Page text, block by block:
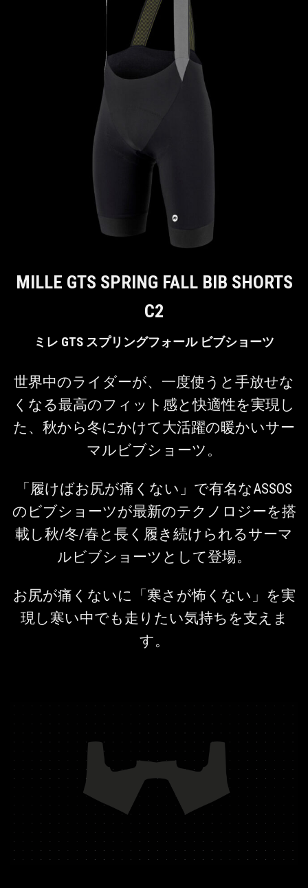
MILLE GTS SPRING FALL BIB SHORTS
C2
ミレ GTS スプリングフォール ビブショーツ
世界中のライダーが、一度使うと手放せな
くなる最高のフィット感と快適性を実現し
た、秋から冬にかけて大活躍の暖かいサー
マルビブショーツ。
「履けばお尻が痛くない」で有名なASSOS
のビブショーツが最新のテクノロジーを搭
載し秋/冬/春と長く履き続けられるサーマ
ルビブショーツとして登場。
お尻が痛くないに「寒さが怖くない」を実
現し寒い中でも走りたい気持ちを支えま
す。